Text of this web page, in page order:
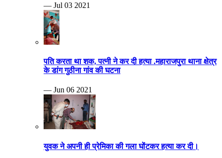
— Jul 03 2021
पति करता था शक, पत्नी ने कर दी हत्या .महाराजपुरा थाना क्षेत्र
के डांग गुठीना गांव की घटना
— Jun 06 2021
युवक ने अपनी ही प्रेमिका की गला घोंटकर हत्या कर दी।